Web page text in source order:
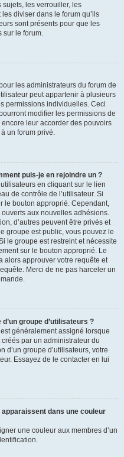
les verrouiller, les
diviser dans le forum qu’ils
sont présents pour que les
sur le forum.
les administrateurs du forum de
peut appartenir à plusieurs
permissions individuelles. Ceci
modifier les permissions de
leur accorder des pouvoirs
un forum privé.
puis-je en rejoindre un ?
en cliquant sur le lien
de contrôle de l’utilisateur. Si
le bouton approprié. Cependant,
aux nouvelles adhésions.
d’autres peuvent être privés et
groupe est public, vous pouvez le
le groupe est restreint et nécessite
sur le bouton approprié. Le
alors approuver votre requête et
Merci de ne pas harceler un
groupe d’utilisateurs ?
généralement assigné lorsque
par un administrateur du
d’un groupe d’utilisateurs, votre
Essayez de le contacter en lui
dans une couleur
une couleur aux membres d’un